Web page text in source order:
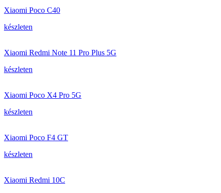
Xiaomi Poco C40
készleten
Xiaomi Redmi Note 11 Pro Plus 5G
készleten
Xiaomi Poco X4 Pro 5G
készleten
Xiaomi Poco F4 GT
készleten
Xiaomi Redmi 10C